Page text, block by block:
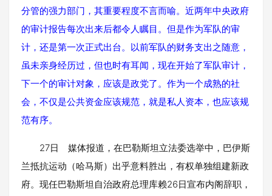
分管的强力部门，其重要程度不言而喻。近两年中央政府
的审计报告每次出来后都令人瞩目。但是作为军队的审
计，还是第一次正式出台。以前军队的财务支出之随意，
虽未亲身经历过，但也时有耳闻，现在开始了军队审计，
下一个的审计对象，应该是政党了。作为一个成熟的社
会，不仅是公共资金应该规范，就是私人资本，也应该规
范有序。
27日 媒体报道，在巴勒斯坦立法委选举中，巴伊斯
兰抵抗运动（哈马斯）出乎意料胜出，有权单独组建新政
府。现任巴勒斯坦自治政府总理库赖26日宣布内阁辞职，